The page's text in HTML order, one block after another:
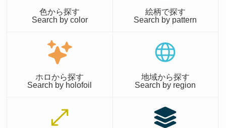
色から探す
Search by color
絵柄で探す
Search by pattern
ホロから探す
Search by holofoil
地域から探す
Search by region